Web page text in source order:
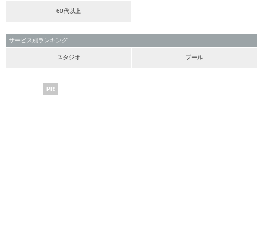
60代以上
サービス別ランキング
スタジオ プール
PR